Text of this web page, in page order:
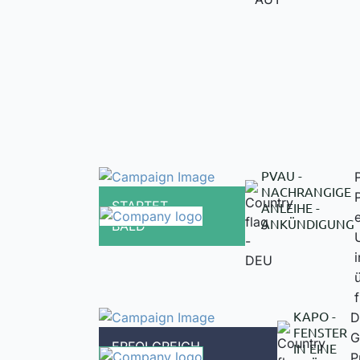
STARTET
BALD
PVAU -
NACHRANGIGE
ANLEIHE -
ANKÜNDIGUNG
ERFOLGREICH
KAPO -
FENSTER
IN EINE